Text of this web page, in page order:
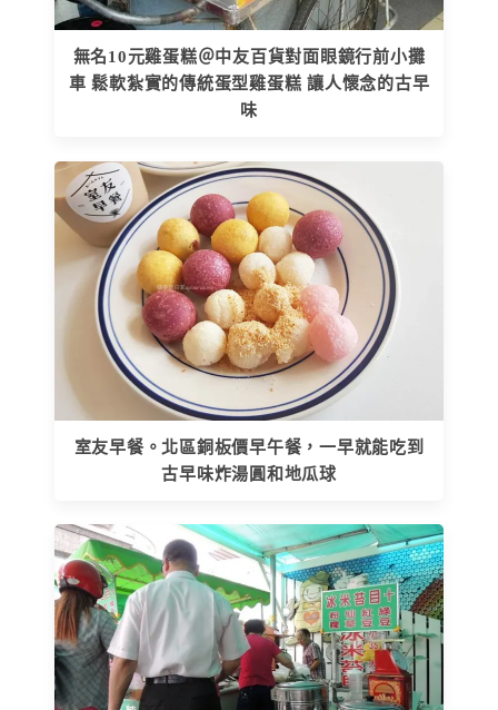
無名10元雞蛋糕＠中友百貨對面眼鏡行前小攤
車 鬆軟紮實的傳統蛋型雞蛋糕 讓人懷念的古早
味
室友早餐。北區銅板價早午餐，一早就能吃到
古早味炸湯圓和地瓜球